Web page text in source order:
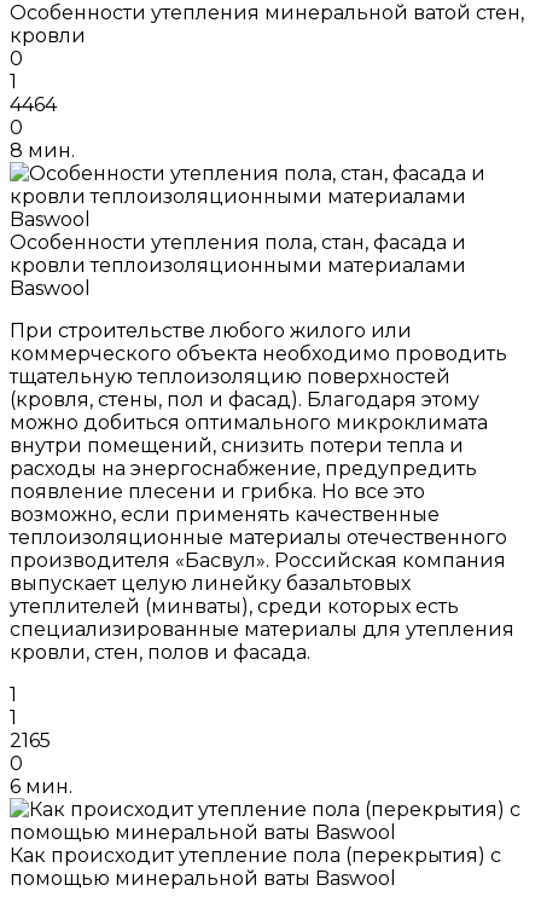
Особенности утепления минеральной ватой стен,
кровли
0
1
4464
0
8 мин.
Особенности утепления пола, стан, фасада и
кровли теплоизоляционными материалами
Baswool
При строительстве любого жилого или
коммерческого объекта необходимо проводить
тщательную теплоизоляцию поверхностей
(кровля, стены, пол и фасад). Благодаря этому
можно добиться оптимального микроклимата
внутри помещений, снизить потери тепла и
расходы на энергоснабжение, предупредить
появление плесени и грибка. Но все это
возможно, если применять качественные
теплоизоляционные материалы отечественного
производителя «Басвул». Российская компания
выпускает целую линейку базальтовых
утеплителей (минваты), среди которых есть
специализированные материалы для утепления
кровли, стен, полов и фасада.
1
1
2165
0
6 мин.
Как происходит утепление пола (перекрытия) с
помощью минеральной ваты Baswool